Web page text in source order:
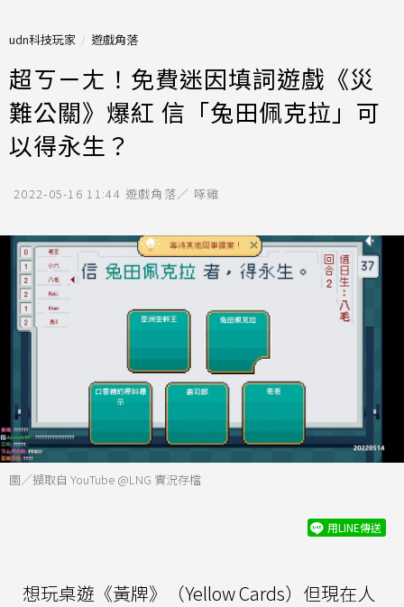
udn科技玩家 遊戲角落
超ㄎㄧㄤ！免費迷因填詞遊戲《災
難公關》爆紅 信「兔田佩克拉」可
以得永生？
2022-05-16 11:44 遊戲角落／ 啄雞
圖／擷取自 YouTube @LNG 實況存檔
用LINE傳送
想玩桌遊《黃牌》（Yellow Cards）但現在人